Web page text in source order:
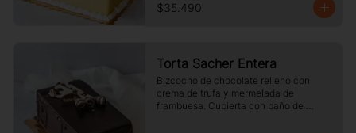
$35.490
Torta Sacher Entera
Bizcocho de chocolate relleno con
crema de trufa y mermelada de
frambuesa. Cubierta con baño de